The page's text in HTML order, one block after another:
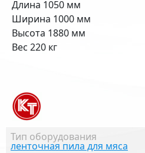
Тип оборудования
ленточная пила для мяса
Длина 1050 мм
Ширина 1000 мм
Высота 1880 мм
Вес 220 кг